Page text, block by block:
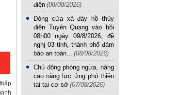
điện (08/08/2026)
Đóng cửa xả đáy hồ thủy
điện Tuyên Quang vào hồi
08h00 ngày 09/8/2026, đề
nghị 03 tỉnh, thành phố đảm
bảo an toàn... (08/08/2026)
Chủ động phòng ngừa, nâng
cao năng lực ứng phó thiên
tai tại cơ sở (07/08/2026)